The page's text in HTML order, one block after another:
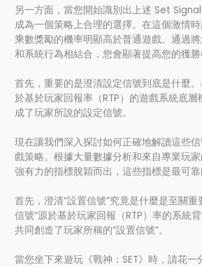
另一方面，當您開始識別出上述 Set
成為一個策略上合理的選擇。在這個激情
乘數獎勵的機率明顯高於普通遊戲。通過
和系統行為相結合，您會顯著提高您的獲勝
首先，重要的是澄清設定信號到底是什麼
於基於玩家回報率（RTP）的遊戲系統底
成了玩家所說的設定信號。
現在讓我們深入探討如何正確地解讀這些
戲策略。根據大量數據分析和來自專業玩
強有力的指標脫穎而出，這些指標是最可靠
首先，澄清“設置信號”究竟是什麼是至關重
信號”源於基於玩家回報（RTP）率的系統
共同創造了玩家所稱的“設置信號”。
當您坐下來遊玩《戰神：SET》時，請花